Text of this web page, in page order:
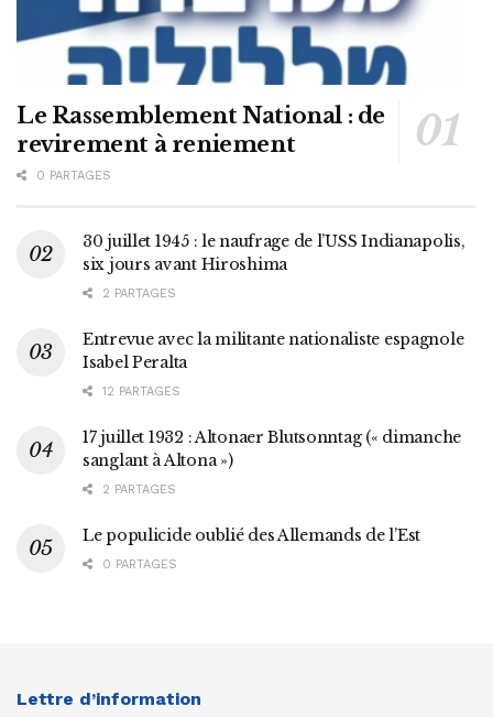
Le Rassemblement National : de
revirement à reniement
0 PARTAGES
30 juillet 1945 : le naufrage de l’USS Indianapolis,
six jours avant Hiroshima
2 PARTAGES
Entrevue avec la militante nationaliste espagnole
Isabel Peralta
12 PARTAGES
17 juillet 1932 : Altonaer Blutsonntag (« dimanche
sanglant à Altona »)
2 PARTAGES
Le populicide oublié des Allemands de l’Est
0 PARTAGES
Lettre d’information